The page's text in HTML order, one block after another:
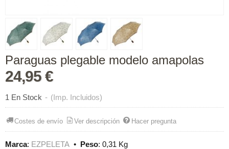
Paraguas plegable modelo amapolas
24,95 €
1 En Stock - (Imp. Incluidos)
Costes de envío Ver descripción Hacer pregunta
Marca: EZPELETA • Peso: 0,31 Kg